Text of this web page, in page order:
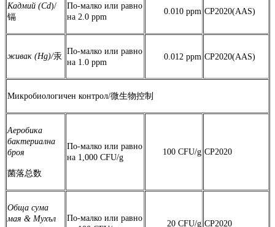
Кадмий (Cd)/
镉
По-малко или равно
на 2.0 ppm
0.010 ppm CP2020(AAS)
живак (Hg)/汞
По-малко или равно
на 1.0 ppm
0.012 ppm CP2020(AAS)
Микробиологичен контрол/微生物控制
Аеробика
бактериална
броя
菌落总数
По-малко или равно
на 1,000 CFU/g
100 CFU/g CP2020
Обща сума
мая & Мухъл
По-малко или равно
20 CFU/g CP2020